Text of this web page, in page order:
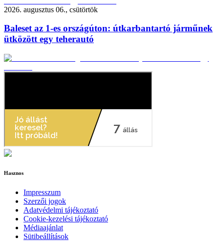
2026. augusztus 06., csütörtök
Baleset az 1-es országúton: útkarbantartó járműnek
ütközött egy teherautó
Hasznos
Impresszum
Szerzői jogok
Adatvédelmi tájékoztató
Cookie-kezelési tájékoztató
Médiaajánlat
Sütibeállítások